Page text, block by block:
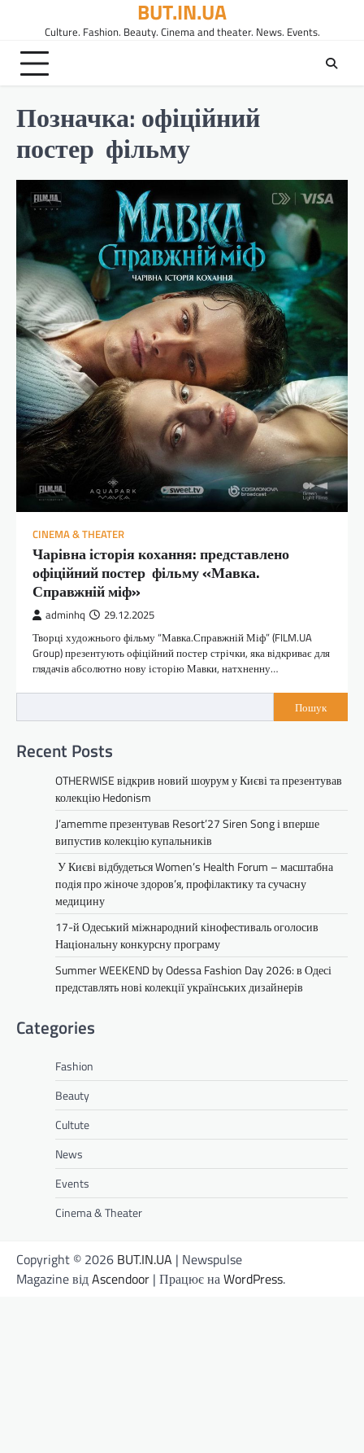
вмісту
BUT.IN.UA
Culture. Fashion. Beauty. Cinema and theater. News. Events.
Позначка: офіційний
постер фільму
CINEMA & THEATER
Чарівна історія кохання: представлено
офіційний постер фільму «Мавка.
Справжній міф»
adminhq 29.12.2025
Творці художнього фільму “Мавка.Справжній Міф” (FILM.UA
Group) презентують офіційний постер стрічки, яка відкриває для
глядачів абсолютно нову історію Мавки, натхненну…
Пошук
Recent Posts
OTHERWISE відкрив новий шоурум у Києві та презентував
колекцію Hedonism
J’amemme презентував Resort’27 Siren Song і вперше
випустив колекцію купальників
У Києві відбудеться Women’s Health Forum – масштабна
подія про жіноче здоров’я, профілактику та сучасну
медицину
17-й Одеський міжнародний кінофестиваль оголосив
Національну конкурсну програму
Summer WEEKEND by Odessa Fashion Day 2026: в Одесі
представлять нові колекції українських дизайнерів
Categories
Fashion
Beauty
Cultute
News
Events
Cinema & Theater
Copyright © 2026 BUT.IN.UA | Newspulse
Magazine відAscendoor | Працює наWordPress.